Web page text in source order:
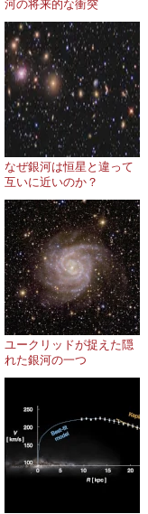
河の将来的な衝突
なぜ銀河は恒星と違って
互いに近いのか？
ユークリッドが捉えた隠
れた銀河の一つ